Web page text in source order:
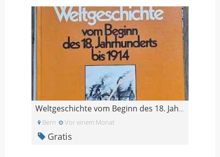
Weltgeschichte vom Beginn des 18. Jahrhunderts bis
Bern Vor einem Monat
Gratis